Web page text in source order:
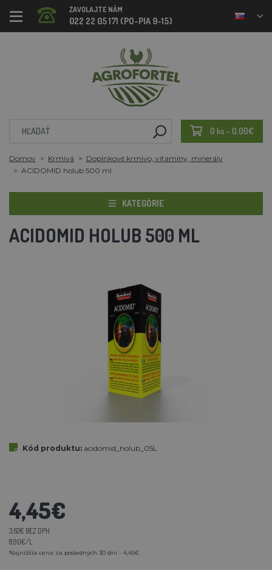
ZAVOLAJTE NÁM
022 22 05 171 (PO-PIA 9-15)
0 ks - 0,00€
Domov Krmivá
Doplnkové krmivo, vitamíny, minerály
ACIDOMID holub 500 ml
KATEGÓRIE
ACIDOMID HOLUB 500 ML
Kód produktu: acidomid_holub_05L
4,45€
3,62€ BEZ DPH
8,90€/L
Najnižšia cena za posledných 30 dní - 4,45€